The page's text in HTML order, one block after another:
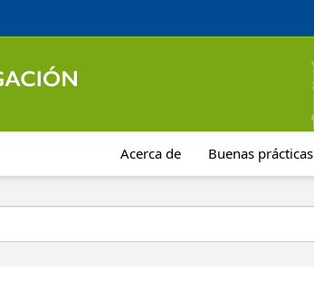
Acerca de Buenas prácticas